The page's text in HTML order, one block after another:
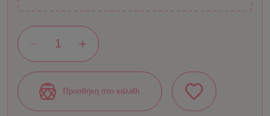
Προσθήκη στο καλάθι